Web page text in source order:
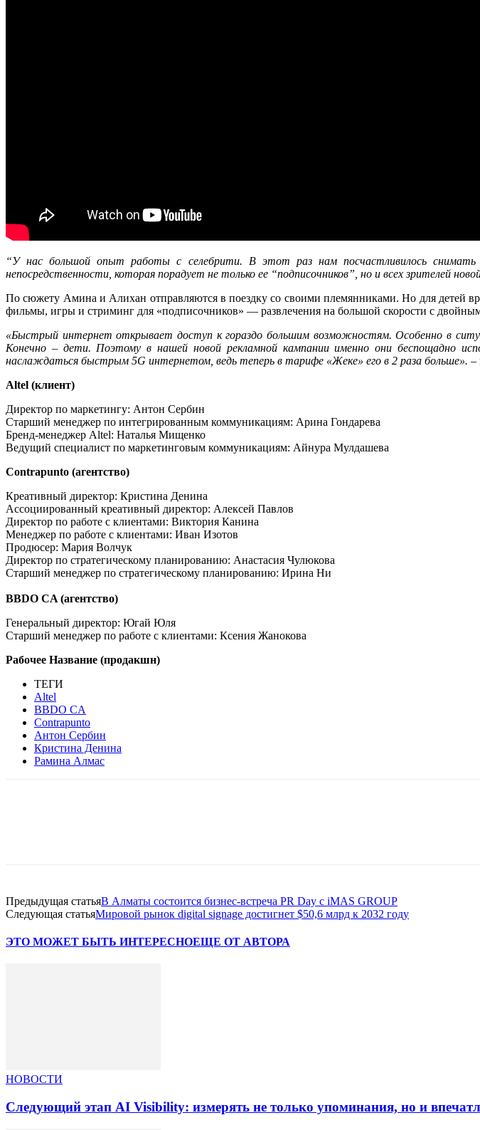
“У нас большой опыт работы с селебрити. В этот раз нам посчастливилось снимать
непосредственности, которая порадует не только ее “подписочников”, но и всех зрителей
По сюжету Амина и Алихан отправляются в поездку со своими племянниками. Но для детей
фильмы, игры и стриминг для «подписочников» — развлечения на большой скорости с
«Быстрый интернет открывает доступ к гораздо большим возможностям. Особенно в
Конечно – дети. Поэтому в нашей новой рекламной кампании именно они беспощадно
наслаждаться быстрым 5G интернетом, ведь теперь в тарифе «Жеке» его в 2 раза больше». –
Altel (клиент)
Директор по маркетингу: Антон Сербин
Старший менеджер по интегрированным коммуникациям: Арина Гондарева
Бренд-менеджер Altel: Наталья Мищенко
Ведущий специалист по маркетинговым коммуникациям: Айнура Мулдашева
Contrapunto (агентство)
Креативный директор: Кристина Денина
Ассоциированный креативный директор: Алексей Павлов
Директор по работе с клиентами: Виктория Канина
Менеджер по работе с клиентами: Иван Изотов
Продюсер: Мария Волчук
Директор по стратегическому планированию: Анастасия Чулюкова
Старший менеджер по стратегическому планированию: Ирина Ни
BBDO CA (агентство)
Генеральный директор: Югай Юля
Старший менеджер по работе с клиентами: Ксения Жанокова
Рабочее Название (продакшн)
ТЕГИ
Altel
BBDO CA
Contrapunto
Антон Сербин
Кристина Денина
Рамина Алмас
Предыдущая статьяВ Алматы состоится бизнес-встреча PR Day c iMAS GROUP
Следующая статьяМировой рынок digital signage достигнет $50,6 млрд к 2032 году
ЭТО МОЖЕТ БЫТЬ ИНТЕРЕСНОЕЩЕ ОТ АВТОРА
НОВОСТИ
Следующий этап AI Visibility: измерять не только упоминания, но и